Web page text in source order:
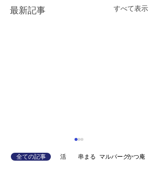
最新記事 すべて表示
全ての記事 活 串まる マルバーグかつ庵